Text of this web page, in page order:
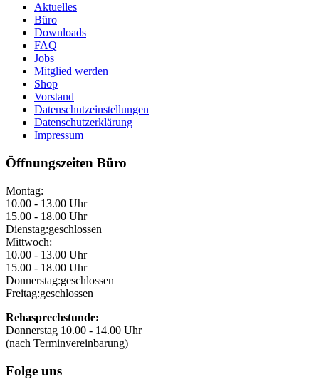
Aktuelles
Büro
Downloads
FAQ
Jobs
Mitglied werden
Shop
Vorstand
Datenschutzeinstellungen
Datenschutzerklärung
Impressum
Öffnungszeiten Büro
Montag:
10.00 - 13.00 Uhr
15.00 - 18.00 Uhr
Dienstag:geschlossen
Mittwoch:
10.00 - 13.00 Uhr
15.00 - 18.00 Uhr
Donnerstag:geschlossen
Freitag:geschlossen
Rehasprechstunde:
Donnerstag 10.00 - 14.00 Uhr
(nach Terminvereinbarung)
Folge uns